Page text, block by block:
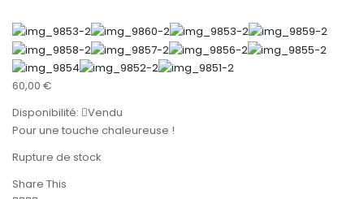
60,00 €
Disponibilité:
Vendu
Pour une touche chaleureuse !
Rupture de stock
Share This